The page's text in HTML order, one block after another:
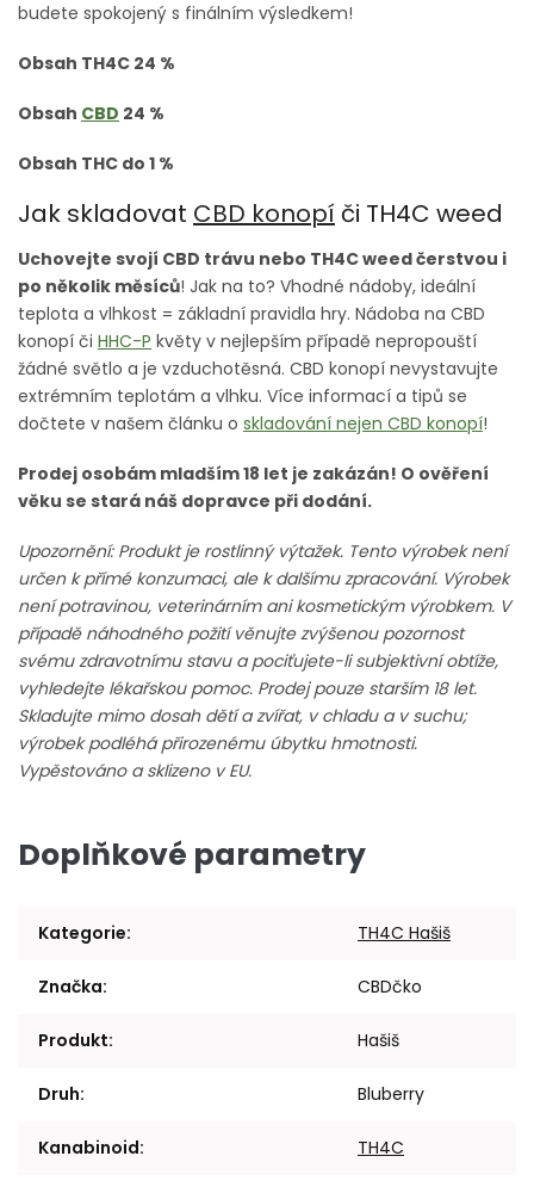
budete spokojený s finálním výsledkem!
Obsah TH4C 24 %
Obsah CBD 24 %
Obsah THC do 1 %
Jak skladovat CBD konopí či TH4C weed
Uchovejte svojí CBD trávu nebo TH4C weed čerstvou i
po několik měsíců! Jak na to? Vhodné nádoby, ideální
teplota a vlhkost = základní pravidla hry. Nádoba na CBD
konopí či HHC-P květy v nejlepším případě nepropouští
žádné světlo a je vzduchotěsná. CBD konopí nevystavujte
extrémním teplotám a vlhku. Více informací a tipů se
dočtete v našem článku o skladování nejen CBD konopí!
Prodej osobám mladším 18 let je zakázán! O ověření
věku se stará náš dopravce při dodání.
Upozornění: Produkt je rostlinný výtažek. Tento výrobek není
určen k přímé konzumaci, ale k dalšímu zpracování. Výrobek
není potravinou, veterinárním ani kosmetickým výrobkem. V
případě náhodného požití věnujte zvýšenou pozornost
svému zdravotnímu stavu a pociťujete-li subjektivní obtíže,
vyhledejte lékařskou pomoc. Prodej pouze starším 18 let.
Skladujte mimo dosah dětí a zvířat, v chladu a v suchu;
výrobek podléhá přirozenému úbytku hmotnosti.
Vypěstováno a sklizeno v EU.
Doplňkové parametry
Kategorie: TH4C Hašiš
Značka: CBDčko
Produkt: Hašiš
Druh: Bluberry
Kanabinoid: TH4C